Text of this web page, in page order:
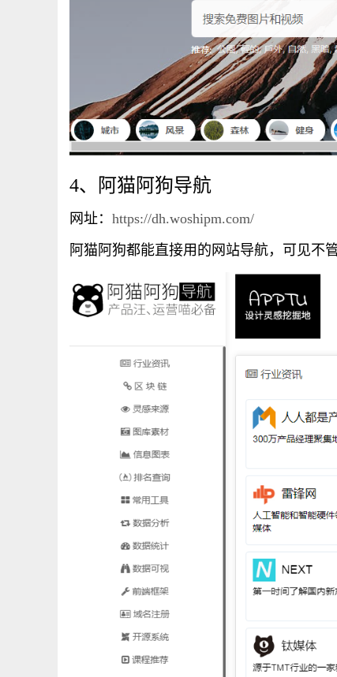
4、阿猫阿狗导航
网址： https://dh.woshipm.com/
阿猫阿狗都能直接用的网站导航，可见不